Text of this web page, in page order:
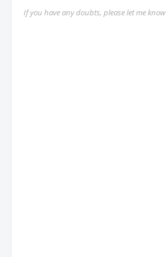
If you have any doubts, please let me know